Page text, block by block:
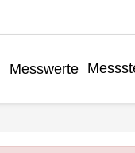
Messwerte